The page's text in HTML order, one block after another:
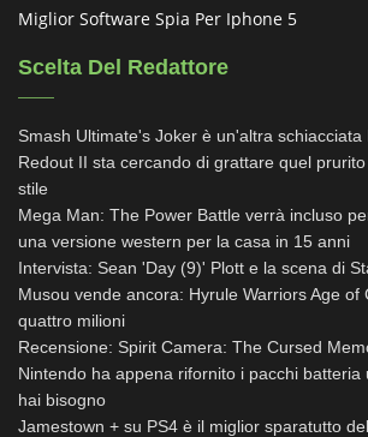
Miglior Software Spia Per Iphone 5
Scelta Del Redattore
Smash Ultimate's Joker è un'altra schiacciata
Redout II sta cercando di grattare quel
stile
Mega Man: The Power Battle verrà incluso
una versione western per la casa in 15 anni
Intervista: Sean 'Day (9)' Plott e la scena di
Musou vende ancora: Hyrule Warriors Age of
quattro milioni
Recensione: Spirit Camera: The Cursed
Nintendo ha appena rifornito i pacchi batteria
hai bisogno
Jamestown + su PS4 è il miglior sparatutto